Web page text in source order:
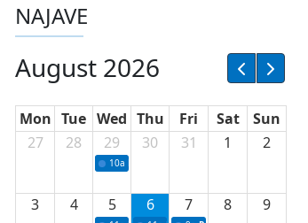
NAJAVE
August 2026
Mon Tue Wed Thu Fri Sat
Sun
27
28 29
10a Potpisivanje ugovora sa neprofitnim
30 31 1 2
3 4 5 6 7 8 9